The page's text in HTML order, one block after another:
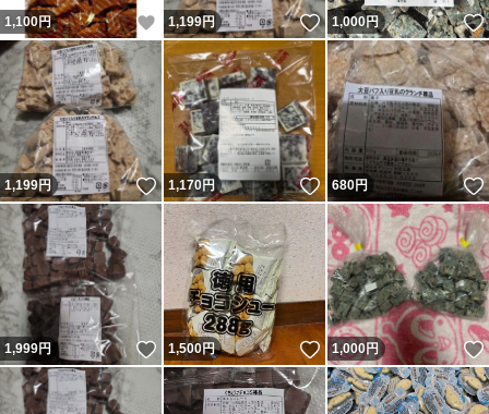
1,100円 いいね！
1,199円 いいね！
1,000円
1,199円 いいね！
1,170円 いいね！
680円
1,999円 いいね！
1,500円 いいね！
1,000円